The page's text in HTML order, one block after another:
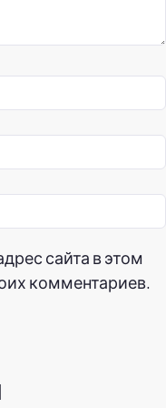
сайта в этом
комментариев.